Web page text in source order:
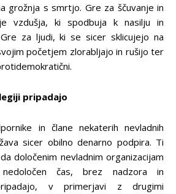
grožnja s smrtjo. Gre za ščuvanje in
vzdušja, ki spodbuja k nasilju in
za ljudi, ki se sicer sklicujejo na
početjem zlorabljajo in rušijo ter
pripadajo
in člane nekaterih nevladnih
sicer obilno denarno podpira. Ti
določenim nevladnim organizacijam
čas, brez nadzora in
v primerjavi z drugimi